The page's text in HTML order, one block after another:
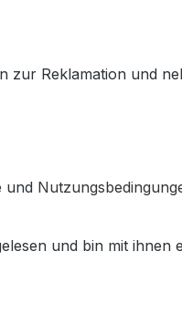
zur Reklamation und
und
und bin mit ihnen